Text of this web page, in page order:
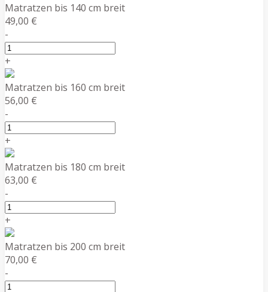
Matratzen bis 140 cm breit
49,00 €
-
+
Matratzen bis 160 cm breit
56,00 €
-
+
Matratzen bis 180 cm breit
63,00 €
-
+
Matratzen bis 200 cm breit
70,00 €
-